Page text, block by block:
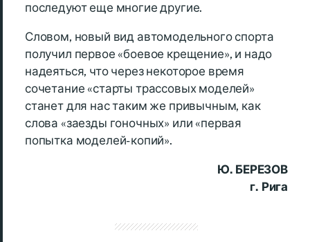
последуют еще многие другие.
Словом, новый вид автомодельного спорта
получил первое «боевое крещение», и надо
надеяться, что через некоторое время
сочетание «старты трассовых моделей»
станет для нас таким же привычным, как
слова «заезды гоночных» или «первая
попытка моделей- копий».
Ю. БЕРЕЗОВ
г. Рига